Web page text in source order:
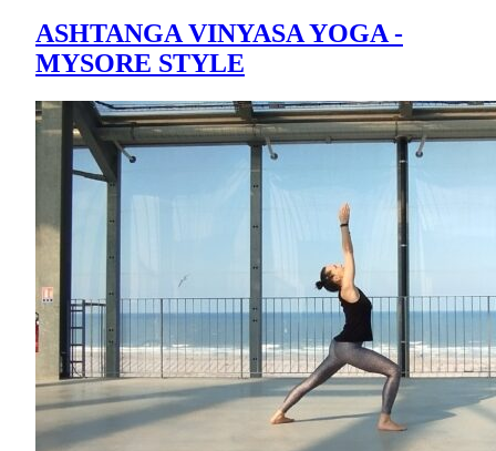
ASHTANGA VINYASA YOGA -
MYSORE STYLE